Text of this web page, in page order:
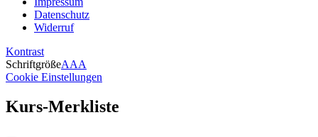
Datenschutz
Widerruf
Kontrast
SchriftgrößeAAA
Cookie Einstellungen
Kurs-Merkliste